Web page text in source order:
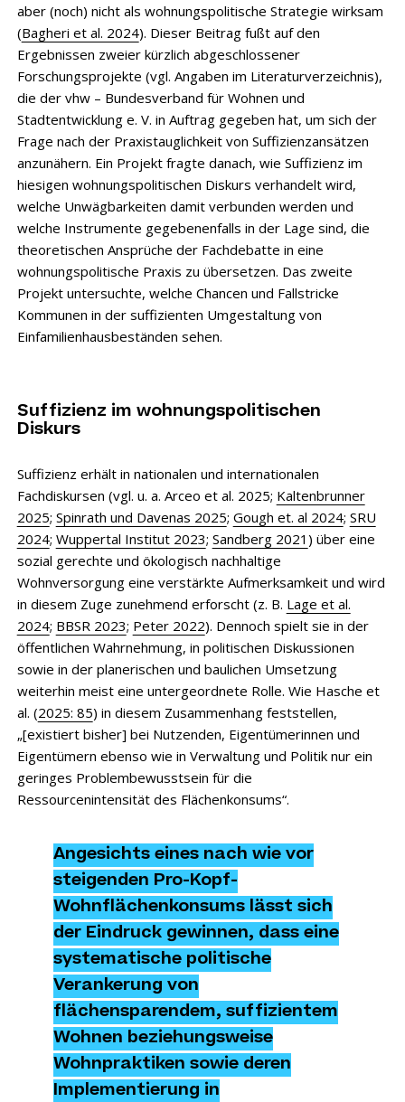
aber (noch) nicht als wohnungspolitische Strategie wirksam
(Bagheri et al. 2024). Dieser Beitrag fußt auf den
Ergebnissen zweier kürzlich abgeschlossener
Forschungsprojekte (vgl. Angaben im Literaturverzeichnis),
die der vhw – Bundesverband für Wohnen und
Stadtentwicklung e. V. in Auftrag gegeben hat, um sich der
Frage nach der Praxistauglichkeit von Suffizienzansätzen
anzunähern. Ein Projekt fragte danach, wie Suffizienz im
hiesigen wohnungspolitischen Diskurs verhandelt wird,
welche Unwägbarkeiten damit verbunden werden und
welche Instrumente gegebenenfalls in der Lage sind, die
theoretischen Ansprüche der Fachdebatte in eine
wohnungspolitische Praxis zu übersetzen. Das zweite
Projekt untersuchte, welche Chancen und Fallstricke
Kommunen in der suffizienten Umgestaltung von
Einfamilienhausbeständen sehen.
Suffizienz im wohnungspolitischen
Diskurs
Suffizienz erhält in nationalen und internationalen
Fachdiskursen (vgl. u. a. Arceo et al. 2025; Kaltenbrunner
2025; Spinrath und Davenas 2025; Gough et. al 2024; SRU
2024; Wuppertal Institut 2023; Sandberg 2021 ) über eine
sozial gerechte und ökologisch nachhaltige
Wohnversorgung eine verstärkte Aufmerksamkeit und wird
in diesem Zuge zunehmend erforscht (z. B. Lage et al.
2024; BBSR 2023; Peter 2022). Dennoch spielt sie in der
öffentlichen Wahrnehmung, in politischen Diskussionen
sowie in der planerischen und baulichen Umsetzung
weiterhin meist eine untergeordnete Rolle. Wie Hasche et
al. (2025: 85) in diesem Zusammenhang feststellen,
„[existiert bisher] bei Nutzenden, Eigentümerinnen und
Eigentümern ebenso wie in Verwaltung und Politik nur ein
geringes Problembewusstsein für die
Ressourcenintensität des Flächenkonsums“.
Angesichts eines nach wie vor
steigenden Pro-Kopf-
Wohnflächenkonsums lässt sich
der Eindruck gewinnen, dass eine
systematische politische
Verankerung von
flächensparendem, suffizientem
Wohnen beziehungsweise
Wohnpraktiken sowie deren
Implementierung in